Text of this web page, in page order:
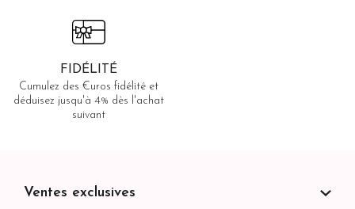
FIDÉLITÉ
Cumulez des €uros fidélité et
déduisez jusqu'à 4% dès l'achat
suivant
Ventes exclusives